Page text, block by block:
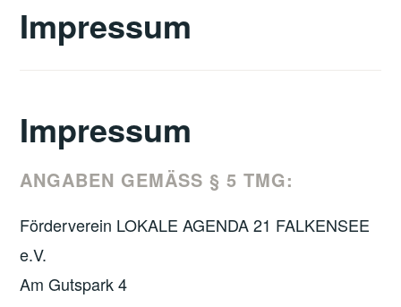
Impressum
Impressum
ANGABEN GEMÄSS § 5 TMG:
Förderverein LOKALE AGENDA 21 FALKENSEE
e.V.
Am Gutspark 4